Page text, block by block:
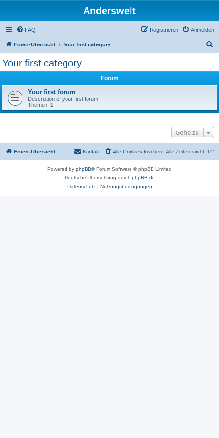
Anderswelt
FAQ Anmelden
Registrieren
Foren-Übersicht Your first category
Your first category
Forum
Your first forum
Description of your first forum.
Themen: 1
Gehe zu
Foren-Übersicht Alle Zeiten sind UTC
Alle Cookies löschen
Kontakt
Powered by phpBB® Forum Software © phpBB Limited
Deutsche Übersetzung durch phpBB.de
Datenschutz| Nutzungsbedingungen